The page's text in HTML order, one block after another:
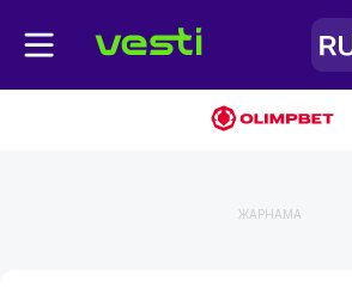
ЖАРНАМА